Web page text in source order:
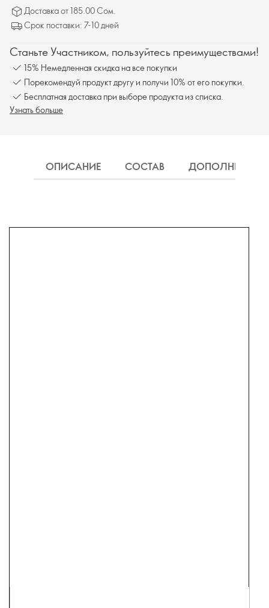
Доставка от 185.00 Сом.
Срок поставки: 7-10 дней
Станьте Участником, пользуйтесь преимуществами!
15% Немедленная скидка на все покупки
Порекомендуй продукт другу и получи 10% от его покупки.
Бесплатная доставка при выборе продукта из списка.
Узнать больше
ОПИСАНИЕ СОСТАВ